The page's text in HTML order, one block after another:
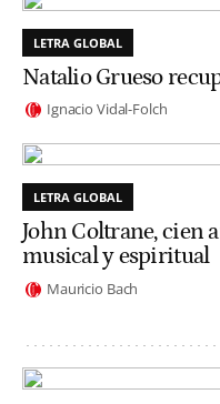
LETRA GLOBAL
Natalio Grueso
Ignacio Vidal-Folch
LETRA GLOBAL
John Coltrane, cien
musical y espiritual
Mauricio Bach